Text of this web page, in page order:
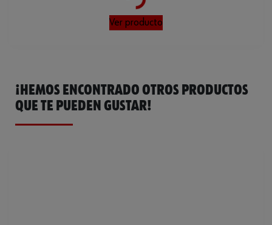
Loading...
Ver producto
¡HEMOS ENCONTRADO OTROS PRODUCTOS
QUE TE PUEDEN GUSTAR!